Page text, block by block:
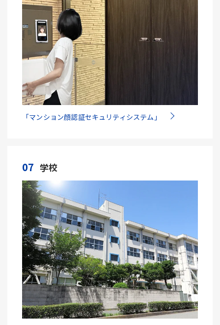
「マンション顔認証セキュリティシステム」
07 学校